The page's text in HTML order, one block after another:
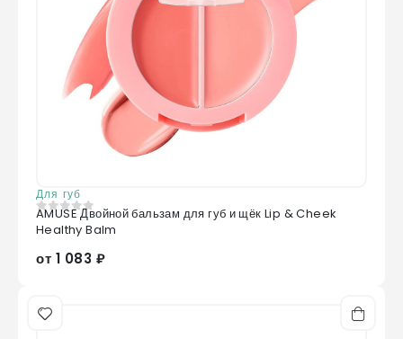
Для губ
0из 5
AMUSE Двойной бальзам для губ и щёк Lip & Cheek
Healthy Balm
от 1 083 ₽